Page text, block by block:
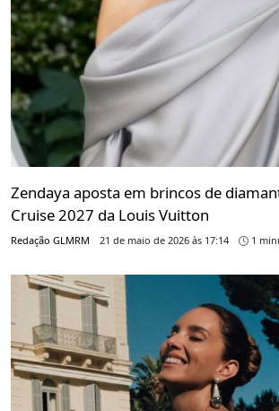
Zendaya aposta em brincos de
Cruise 2027 da Louis Vuitton
Redação GLMRM 21 de maio de 2026 às 17:14 1